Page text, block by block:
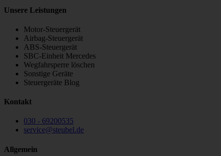
Unsere Leistungen
Motor-Steuergerät
Airbag-Steuergerät
ABS-Steuergerät
SBC-Einheit Mercedes
Wegfahrsperre löschen
Sonstige Geräte
Steuergeräte Blog
Kontakt
030 - 69200535
service@steubel.de
Allgemein